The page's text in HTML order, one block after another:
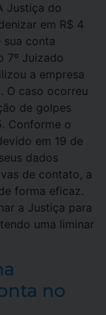
Justiça do
em R$ 4
sua conta
7º Juizado
a empresa
O caso ocorreu
de golpes
Conforme o
em 19 de
dados
de contato, a
forma eficaz.
a Justiça para
uma liminar
no